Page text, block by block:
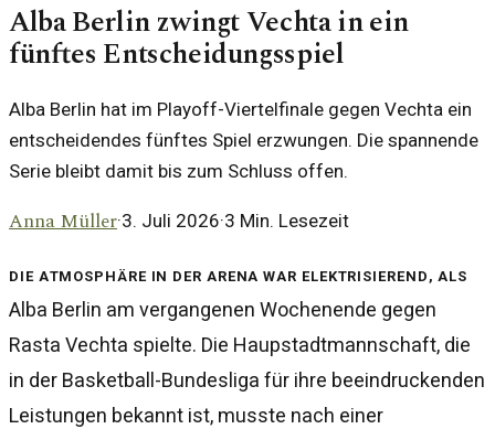
Alba Berlin zwingt Vechta in ein
fünftes Entscheidungsspiel
Alba Berlin hat im Playoff-Viertelfinale gegen Vechta ein
entscheidendes fünftes Spiel erzwungen. Die spannende
Serie bleibt damit bis zum Schluss offen.
Anna Müller·3. Juli 2026·3 Min. Lesezeit
Die Atmosphäre in der Arena war elektrisierend, als
Alba Berlin am vergangenen Wochenende gegen
Rasta Vechta spielte. Die Haupstadtmannschaft, die
in der Basketball-Bundesliga für ihre beeindruckenden
Leistungen bekannt ist, musste nach einer